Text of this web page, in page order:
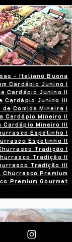
- Italiano Buona
Cardápio Junino I
Cardápio Junino II
Cardápio Junino III
Comida Mineira I
Cardápio Mineiro II
Cardápio Mineiro III
Espetinho I
Espetinho II
Tradição I
Tradição II
Tradição III
Premium
Premium Gourmet